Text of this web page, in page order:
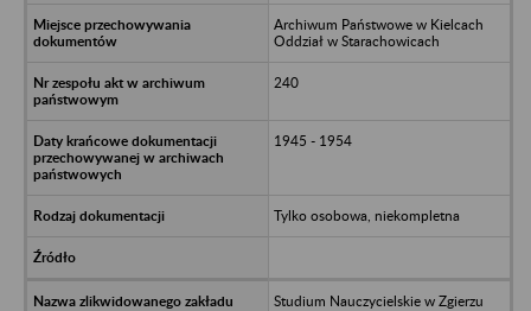
Archiwum Państwowe w Kielcach
Oddział w Starachowicach
240
1945 - 1954
Tylko osobowa, niekompletna
Studium Nauczycielskie w Zgierzu